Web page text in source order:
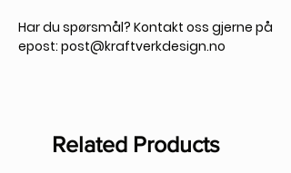
Har du spørsmål? Kontakt oss gjerne på
epost: post@kraftverkdesign.no
Related Products